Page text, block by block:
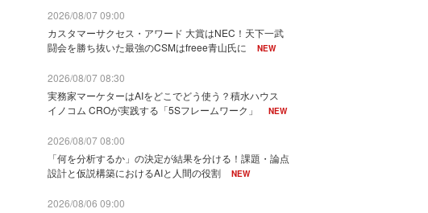
2026/08/07 09:00
カスタマーサクセス・アワード 大賞はNEC！天下一武
闘会を勝ち抜いた最強のCSMはfreee青山氏に
NEW
2026/08/07 08:30
実務家マーケターはAIをどこでどう使う？積水ハウス
イノコム CROが実践する「5Sフレームワーク」
NEW
2026/08/07 08:00
「何を分析するか」の決定が結果を分ける！課題・論点
設計と仮説構築におけるAIと人間の役割
NEW
2026/08/06 09:00